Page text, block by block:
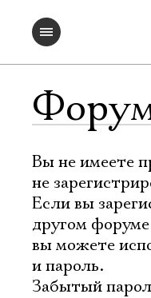
Вы не имеете
не
Если вы
другом
вы можете
и пароль.
Забытый